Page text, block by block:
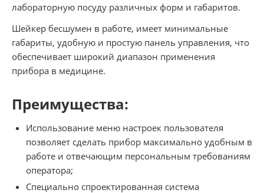
лабораторную посуду различных форм и габаритов.
Шейкер бесшумен в работе, имеет минимальные
габариты, удобную и простую панель управления, что
обеспечивает широкий диапазон применения
прибора в медицине.
Преимущества:
Использование меню настроек пользователя
позволяет сделать прибор максимально удобным в
работе и отвечающим персональным требованиям
оператора;
Специально спроектированная система